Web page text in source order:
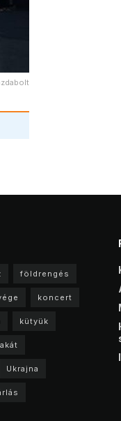
földrengés
koncert
kütyük
Ukrajna